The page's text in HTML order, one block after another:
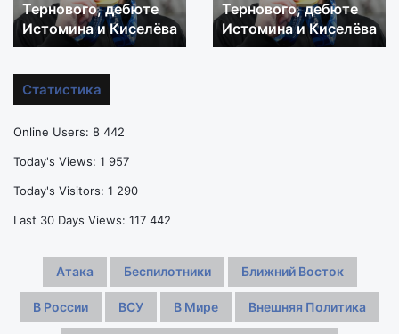
о
вопросах
к
Истомина
и
Тернового, дебюте
Истомина и Киселёва
из
претендента
на
медали превратился
в середняка РПЛ
Статистика
Online Users: 8 442
Today's Views: 1 957
Today's Visitors: 1 290
Last 30 Days Views: 117 442
Атака Беспилотники Ближний Восток
В России ВСУ В Мире Внешняя Политика